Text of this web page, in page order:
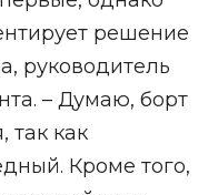
решение
руководитель
– Думаю, борт
так как
Кроме того,